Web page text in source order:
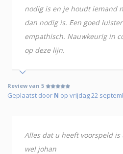
nodig is en je houdt iemand
dan nodig is. Een goed
empathisch. Nauwkeurig in
op deze lijn.
Review van 5
Geplaatst door N op vrijdag 22
Alles dat u heeft voorspeld
wel johan